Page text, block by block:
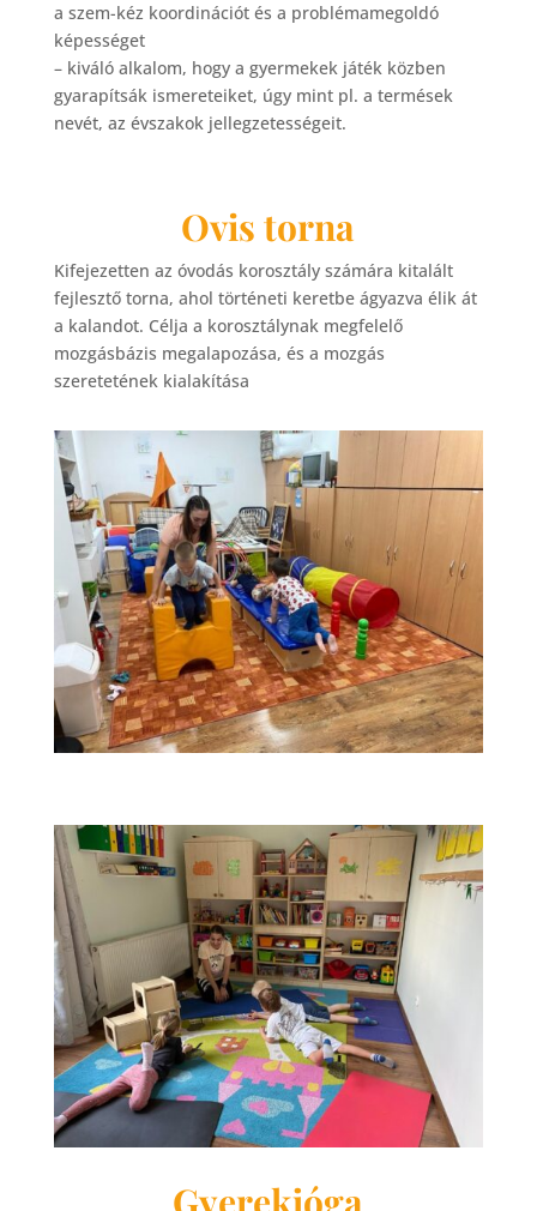
a szem-kéz koordinációt és a problémamegoldó
képességet
– kiváló alkalom, hogy a gyermekek játék közben
gyarapítsák ismereteiket, úgy mint pl. a termések
nevét, az évszakok jellegzetességeit.
Ovis torna
Kifejezetten az óvodás korosztály számára kitalált
fejlesztő torna, ahol történeti keretbe ágyazva élik át
a kalandot. Célja a korosztálynak megfelelő
mozgásbázis megalapozása, és a mozgás
szeretetének kialakítása
Gyerekjóga